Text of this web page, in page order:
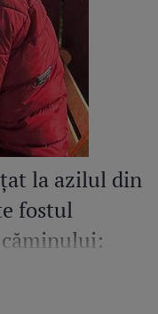
la azilul din
fostul